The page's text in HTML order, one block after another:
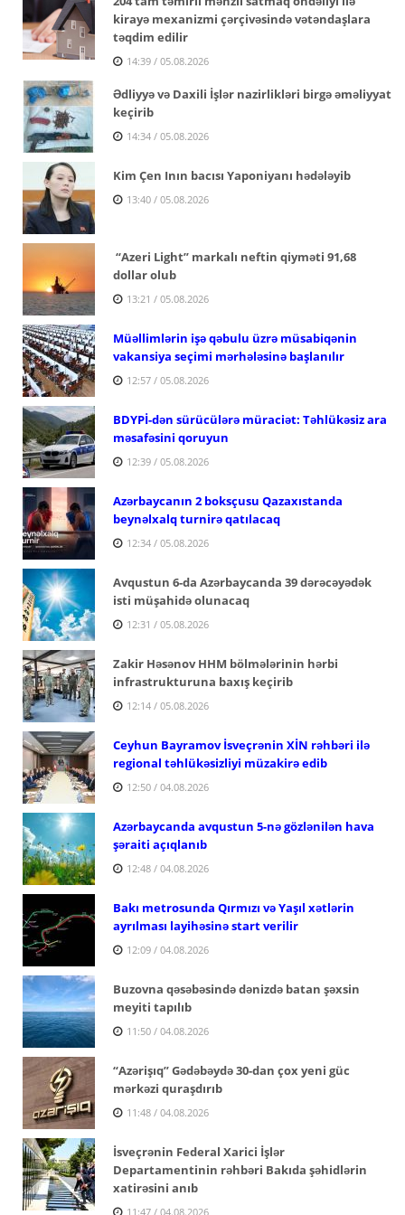
kirayə mexanizmi çərçivəsində vətəndaşlara
təqdim edilir
14:39 / 05.08.2026
Ədliyyə və Daxili İşlər nazirlikləri birgə əməliyyat
keçirib
14:34 / 05.08.2026
Kim Çen Inın bacısı Yaponiyanı hədələyib
13:40 / 05.08.2026
“Azeri Light” markalı neftin qiyməti 91,68
dollar olub
13:21 / 05.08.2026
Müəllimlərin işə qəbulu üzrə müsabiqənin
vakansiya seçimi mərhələsinə başlanılır
12:57 / 05.08.2026
BDYPİ-dən sürücülərə müraciət: Təhlükəsiz ara
məsafəsini qoruyun
12:39 / 05.08.2026
Azərbaycanın 2 boksçusu Qazaxıstanda
beynəlxalq turnirə qatılacaq
12:34 / 05.08.2026
Avqustun 6-da Azərbaycanda 39 dərəcəyədək
isti müşahidə olunacaq
12:31 / 05.08.2026
Zakir Həsənov HHM bölmələrinin hərbi
infrastrukturuna baxış keçirib
12:14 / 05.08.2026
Ceyhun Bayramov İsveçrənin XİN rəhbəri ilə
regional təhlükəsizliyi müzakirə edib
12:50 / 04.08.2026
Azərbaycanda avqustun 5-nə gözlənilən hava
şəraiti açıqlanıb
12:48 / 04.08.2026
Bakı metrosunda Qırmızı və Yaşıl xətlərin
ayrılması layihəsinə start verilir
12:09 / 04.08.2026
Buzovna qəsəbəsində dənizdə batan şəxsin
meyiti tapılıb
11:50 / 04.08.2026
“Azərişıq” Gədəbəydə 30-dan çox yeni güc
mərkəzi quraşdırıb
11:48 / 04.08.2026
İsveçrənin Federal Xarici İşlər
Departamentinin rəhbəri Bakıda şəhidlərin
xatirəsini anıb
11:47 / 04.08.2026